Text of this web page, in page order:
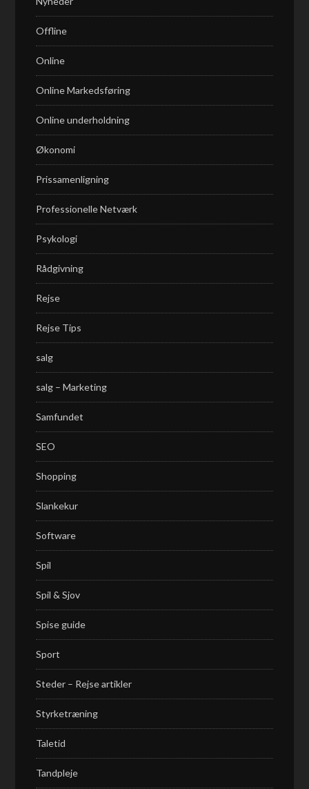
Offline
Online
Online Markedsføring
Online underholdning
Økonomi
Prissamenligning
Professionelle Netværk
Psykologi
Rådgivning
Rejse
Rejse Tips
salg
salg – Marketing
Samfundet
SEO
Shopping
Slankekur
Software
Spil
Spil & Sjov
Spise guide
Sport
Steder – Rejse artikler
Styrketræning
Taletid
Tandpleje